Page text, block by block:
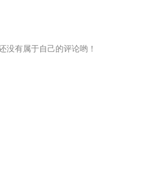
没有属于自己的评论哟！